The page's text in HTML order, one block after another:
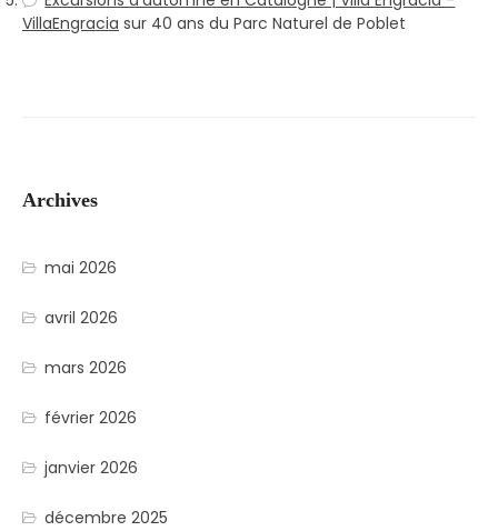
VillaEngracia sur 40 ans du Parc Naturel de Poblet
Archives
mai 2026
avril 2026
mars 2026
février 2026
janvier 2026
décembre 2025